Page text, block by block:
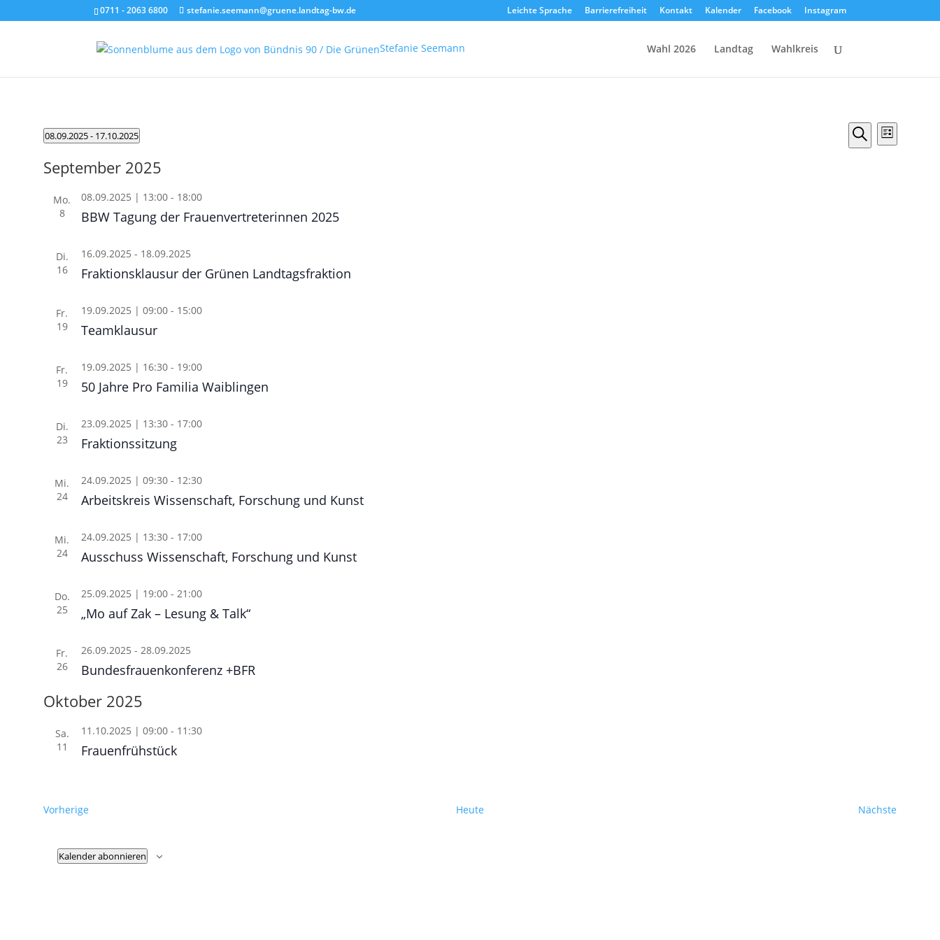
0711 - 2063 6800 stefanie.seemann@gruene.landtag-bw.de Leichte Sprache Barrierefreiheit Kontakt Kalender Facebook Instagram
Stefanie Seemann Wahl 2026 Landtag Wahlkreis
Veranstaltungen
Suche
Suche
Liste
08.09.2025 - 17.10.2025
wählen.
September 2025
Mo.
8
BBW Tagung der Frauenvertreterinnen 2025
08.09.2025 | 13:00- 18:00
Di.
16
Fraktionsklausur der Grünen Landtagsfraktion
16.09.2025 - 18.09.2025
Fr.
19
Teamklausur
19.09.2025 | 09:00- 15:00
Fr.
19
50 Jahre Pro Familia Waiblingen
19.09.2025 | 16:30- 19:00
Di.
23
Fraktionssitzung
23.09.2025 | 13:30- 17:00
Mi.
24
Arbeitskreis Wissenschaft, Forschung und Kunst
24.09.2025 | 09:30- 12:30
Mi.
24
Ausschuss Wissenschaft, Forschung und Kunst
24.09.2025 | 13:30- 17:00
Do.
25
„Mo auf Zak – Lesung & Talk“
25.09.2025 | 19:00- 21:00
Fr.
26
Bundesfrauenkonferenz +BFR
26.09.2025 - 28.09.2025
Oktober 2025
Sa.
11
Frauenfrühstück
11.10.2025 | 09:00- 11:30
VorherigeVeranstaltungen Heute Nächste
Kalender abonnieren